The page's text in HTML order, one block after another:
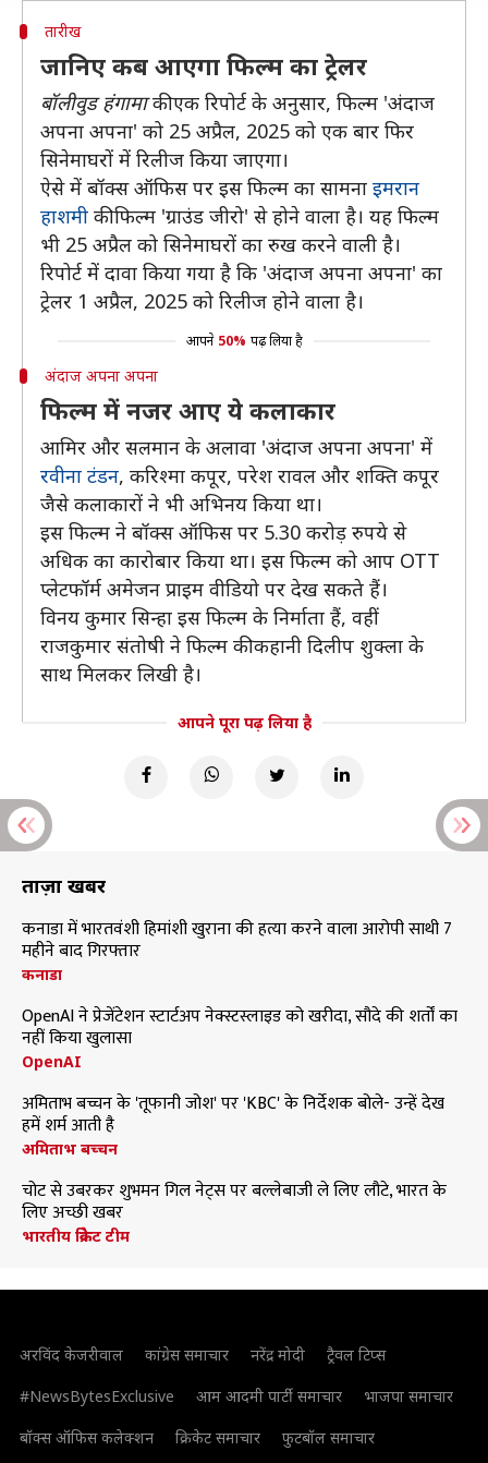
तारीख
जानिए कब आएगा फिल्म का ट्रेलर
बॉलीवुड हंगामाकी एक रिपोर्ट के अनुसार, फिल्म 'अंदाज
अपना अपना' को 25 अप्रैल, 2025 को एक बार फिर
सिनेमाघरों में रिलीज किया जाएगा।
ऐसे में बॉक्स ऑफिस पर इस फिल्म का सामना इमरान
हाशमी की फिल्म 'ग्राउंड जीरो' से होने वाला है। यह फिल्म
भी 25 अप्रैल को सिनेमाघरों का रुख करने वाली है।
रिपोर्ट में दावा किया गया है कि 'अंदाज अपना अपना' का
ट्रेलर 1 अप्रैल, 2025 को रिलीज होने वाला है।
आपने 50% पढ़ लिया है
अंदाज अपना अपना
फिल्म में नजर आए ये कलाकार
आमिर और सलमान के अलावा 'अंदाज अपना अपना' में
रवीना टंडन, करिश्मा कपूर, परेश रावल और शक्ति कपूर
जैसे कलाकारों ने भी अभिनय किया था।
इस फिल्म ने बॉक्स ऑफिस पर 5.30 करोड़ रुपये से
अधिक का कारोबार किया था। इस फिल्म को आप OTT
प्लेटफॉर्म अमेजन प्राइम वीडियो पर देख सकते हैं।
विनय कुमार सिन्हा इस फिल्म के निर्माता हैं, वहीं
राजकुमार संतोषी ने फिल्म की कहानी दिलीप शुक्ला के
साथ मिलकर लिखी है।
आपने पूरा पढ़ लिया है
ताज़ा खबरें
कनाडा में भारतवंशी हिमांशी खुराना की हत्या करने वाला आरोपी साथी 7
महीने बाद गिरफ्तार
कनाडा
OpenAI ने प्रेजेंटेशन स्टार्टअप नेक्स्टस्लाइड को खरीदा, सौदे की शर्तों का
नहीं किया खुलासा
OpenAI
अमिताभ बच्चन के 'तूफानी जोश' पर 'KBC' के निर्देशक बोले- उन्हें देख
हमें शर्म आती है
अमिताभ बच्चन
चोट से उबरकर शुभमन गिल नेट्स पर बल्लेबाजी ले लिए लौटे, भारत के
लिए अच्छी खबर
भारतीय क्रिकेट टीम
अरविंद केजरीवाल कांग्रेस समाचार नरेंद्र मोदी
ट्रैवल टिप्स
#NewsBytesExclusive
आम आदमी पार्टी समाचार
भाजपा समाचार
बॉक्स ऑफिस कलेक्शन
क्रिकेट समाचार फुटबॉल समाचार